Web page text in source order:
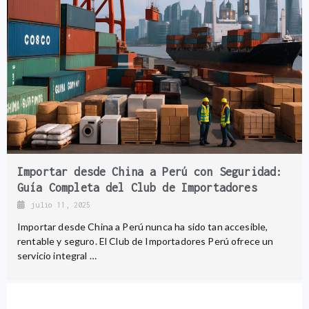
Importar desde China a Perú con Seguridad:
Guía Completa del Club de Importadores
julio 11, 2025
Importar desde China a Perú nunca ha sido tan accesible,
rentable y seguro. El Club de Importadores Perú ofrece un
servicio integral …